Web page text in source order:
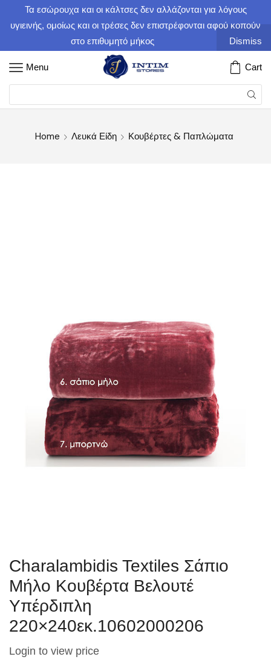
Τα εσώρουχα και οι κάλτσες δεν αλλάζονται για λόγους
υγιεινής, ομοίως και οι τρέσες δεν επιστρέφονται αφού κοπούν
στο επιθυμητό μήκος
Dismiss
Menu Cart
Home Λευκά Είδη Κουβέρτες & Παπλώματα
Charalambidis Textiles Σάπιο
Μήλο Κουβέρτα Βελουτέ
Υπέρδιπλη
220×240εκ.10602000206
Login to view price